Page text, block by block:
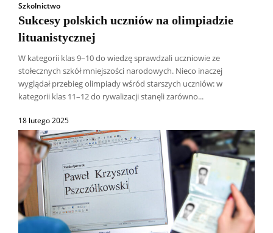
Szkolnictwo
Sukcesy polskich uczniów na olimpiadzie
lituanistycznej
W kategorii klas 9–10 do wiedzę sprawdzali uczniowie ze
stołecznych szkół mniejszości narodowych. Nieco inaczej
wyglądał przebieg olimpiady wśród starszych uczniów: w
kategorii klas 11–12 do rywalizacji stanęli zarówno...
18 lutego 2025